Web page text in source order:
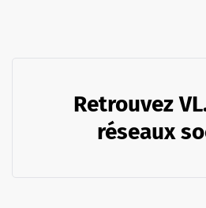
Retrouvez
réseaux